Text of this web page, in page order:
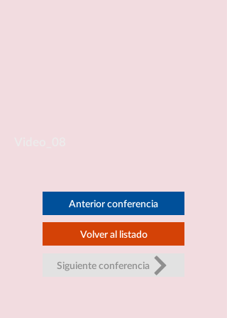
Anterior conferencia
Volver al listado
Siguiente conferencia